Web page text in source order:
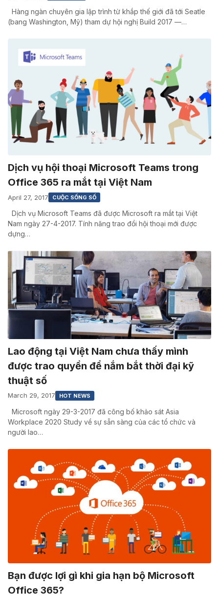
Hàng ngàn chuyên gia lập trình từ khắp thế giới đã tới Seatle
(bang Washington, Mỹ) tham dự hội nghị Build 2017 —…
Dịch vụ hội thoại Microsoft Teams trong
Office 365 ra mắt tại Việt Nam
April 27, 2017 CUỘC SỐNG SỐ
Dịch vụ Microsoft Teams đã được Microsoft ra mắt tại Việt
Nam ngày 27-4-2017. Tính năng trao đổi hội thoại mới được
dựng…
Lao động tại Việt Nam chưa thấy mình
được trao quyền để nắm bắt thời đại kỹ
thuật số
March 29, 2017 HOT NEWS
Microsoft ngày 29-3-2017 đã công bố khảo sát Asia
Workplace 2020 Study về sự sẵn sàng của các tổ chức và
người lao…
Bạn được lợi gì khi gia hạn bộ Microsoft
Office 365?